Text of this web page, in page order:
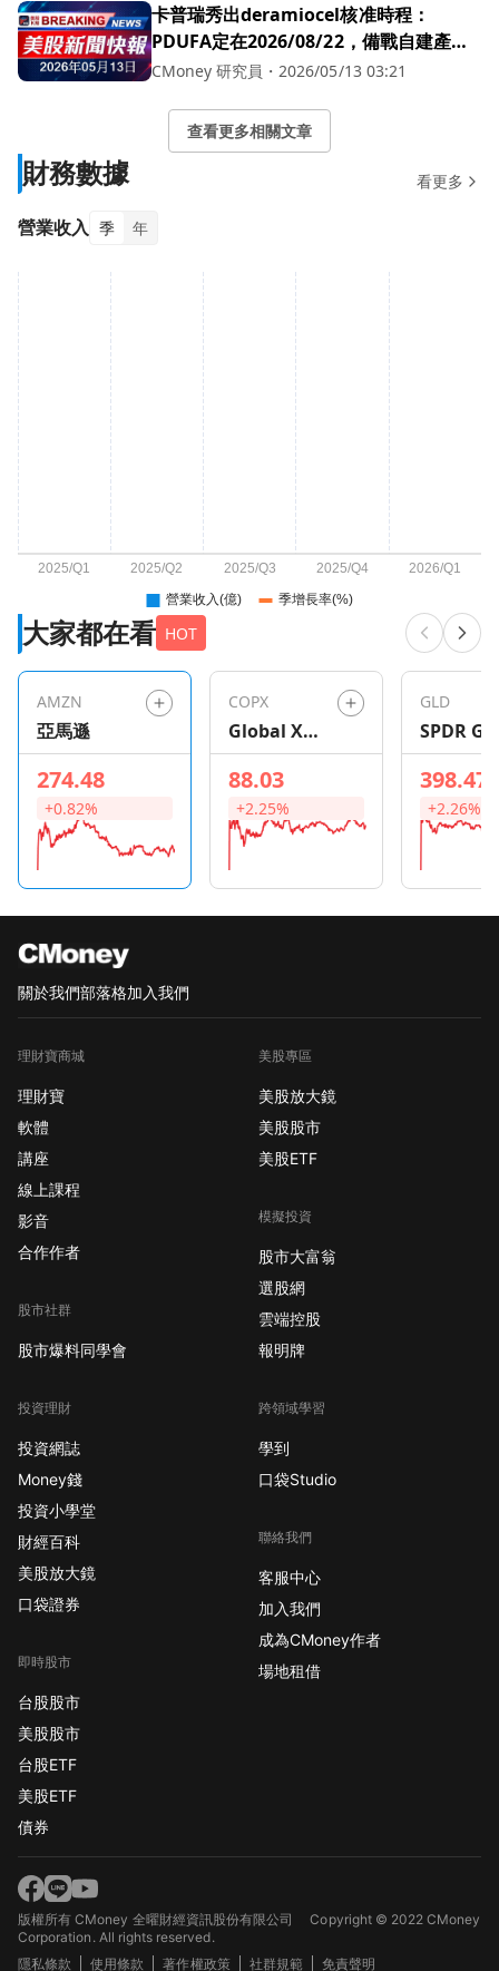
卡普瑞秀出deramiocel核准時程：
PDUFA定在2026/08/22，備戰自建產能
擬支援2,000–2,500名患者／年
CMoney 研究員 ・ 2026/05/13 03:21
查看更多相關文章
財務數據 看更多
營業收入 季 年
大家都在看 HOT
AMZN
亞馬遜
274.48
+0.82%
COPX
Global X
Copper
Miners ETF
88.03
+2.25%
GLD
SPDR
Shares
398.47
+2.26%
關於我們部落格加入我們
理財寶商城
理財寶
軟體
講座
線上課程
影音
合作作者
股市社群
股市爆料同學會
投資理財
投資網誌
Money錢
投資小學堂
財經百科
美股放大鏡
口袋證券
即時股市
台股股市
美股股市
台股ETF
美股ETF
債券
美股專區
美股放大鏡
美股股市
美股ETF
模擬投資
股市大富翁
選股網
雲端控股
報明牌
跨領域學習
學到
口袋Studio
聯絡我們
客服中心
加入我們
成為CMoney作者
場地租借
版權所有 CMoney 全曜財經資訊股份有限公司Copyright © 2022 CMoney
Corporation. All rights reserved.
隱私條款
使用條款 著作權政策 社群規範 免責聲明